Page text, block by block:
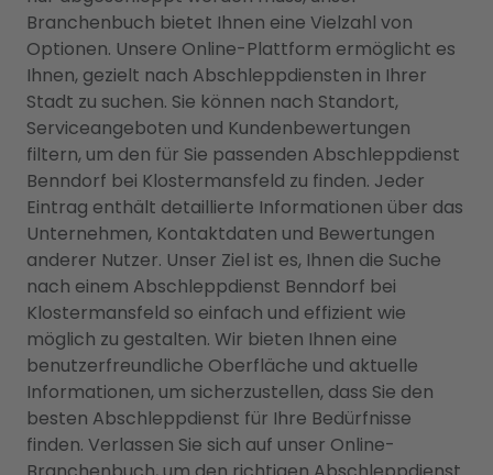
Branchenbuch bietet Ihnen eine Vielzahl von
Optionen. Unsere Online-Plattform ermöglicht es
Ihnen, gezielt nach Abschleppdiensten in Ihrer
Stadt zu suchen. Sie können nach Standort,
Serviceangeboten und Kundenbewertungen
filtern, um den für Sie passenden Abschleppdienst
Benndorf bei Klostermansfeld zu finden. Jeder
Eintrag enthält detaillierte Informationen über das
Unternehmen, Kontaktdaten und Bewertungen
anderer Nutzer. Unser Ziel ist es, Ihnen die Suche
nach einem Abschleppdienst Benndorf bei
Klostermansfeld so einfach und effizient wie
möglich zu gestalten. Wir bieten Ihnen eine
benutzerfreundliche Oberfläche und aktuelle
Informationen, um sicherzustellen, dass Sie den
besten Abschleppdienst für Ihre Bedürfnisse
finden. Verlassen Sie sich auf unser Online-